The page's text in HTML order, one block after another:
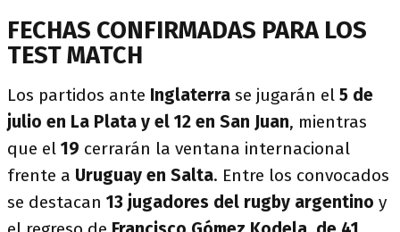
FECHAS CONFIRMADAS PARA LOS
TEST MATCH
Los partidos ante Inglaterra se jugarán el 5 de
julio en La Plata y el 12 en San Juan, mientras
que el 19 cerrarán la ventana internacional
frente a Uruguay en Salta. Entre los convocados
se destacan 13 jugadores del rugby argentino y